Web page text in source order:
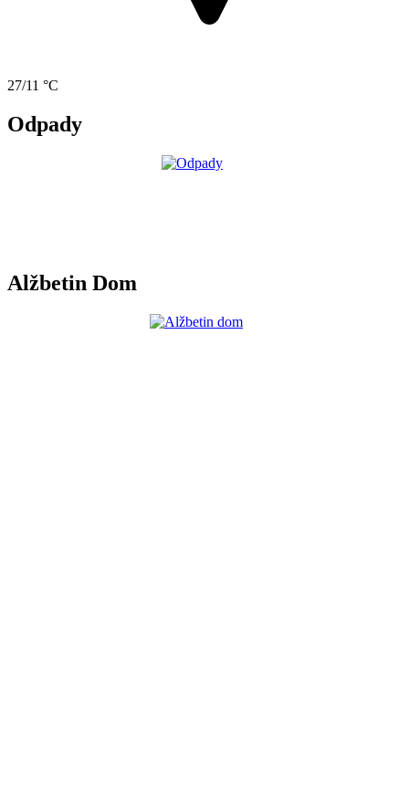
27/11 °C
Odpady
Alžbetin Dom